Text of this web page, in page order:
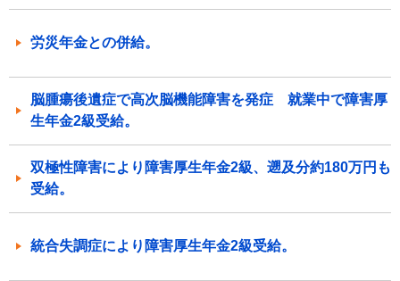
労災年金との併給。
脳腫瘍後遺症で高次脳機能障害を発症 就業中で障害厚
生年金2級受給。
双極性障害により障害厚生年金2級、遡及分約180万円も
受給。
統合失調症により障害厚生年金2級受給。